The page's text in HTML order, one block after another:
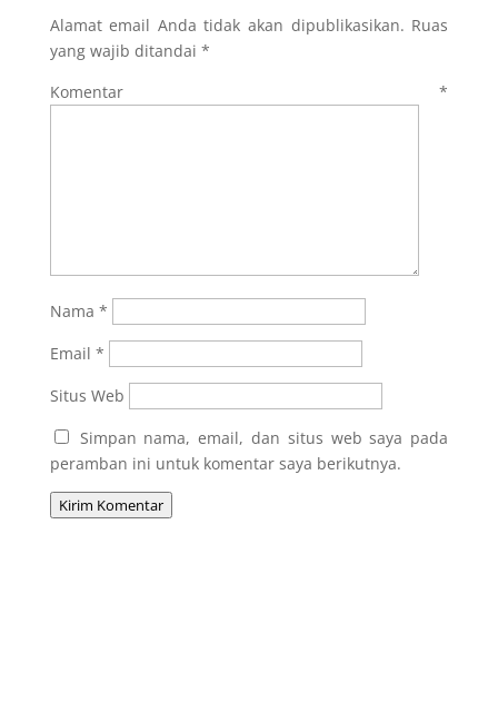
Alamat email Anda tidak akan dipublikasikan. Ruas
yang wajib ditandai *
Komentar*
Nama *
Email *
Situs Web
Simpan nama, email, dan situs web saya pada
peramban ini untuk komentar saya berikutnya.
Kirim Komentar